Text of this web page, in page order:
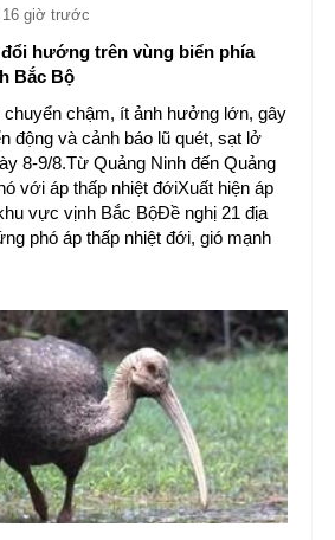
16 giờ trước
hướng trên vùng biển phía
Bắc Bộ
chuyển chậm, ít ảnh hưởng lớn, gây
động và cảnh báo lũ quét, sạt lở
8-9/8.Từ Quảng Ninh đến Quảng
với áp thấp nhiệt đớiXuất hiện áp
vực vịnh Bắc BộĐề nghị 21 địa
phó áp thấp nhiệt đới, gió mạnh